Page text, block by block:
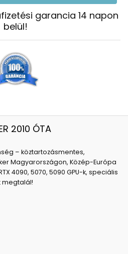
garancia 14 napon
belül!
2010 ÓTA
– köztartozásmentes,
Magyarországon, Közép-Európa
4090, 5070, 5090 GPU-k, speciális
megtalál!